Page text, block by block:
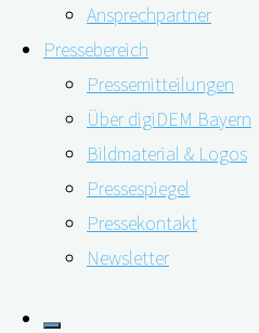
Ansprechpartner
Pressebereich
Pressemitteilungen
Über digiDEM Bayern
Bildmaterial & Logos
Pressespiegel
Pressekontakt
Newsletter
Lebensqualität zu erreichen.
Demenzerkrankungen ist
Fällen und ab wann eine
weiterlesen
selten
und